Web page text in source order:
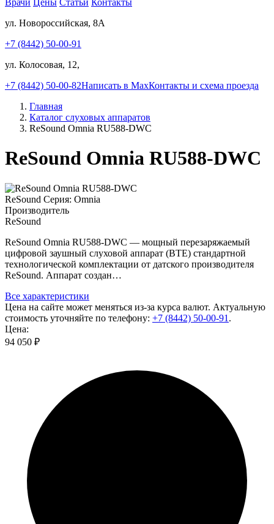
Врачи Цены Статьи Контакты
ул. Новороссийская, 8А
+7 (8442) 50-00-91
ул. Колосовая, 12,
+7 (8442) 50-00-82Написать в MaxКонтакты и схема проезда
Главная
Каталог слуховых аппаратов
ReSound Omnia RU588-DWC
ReSound Omnia RU588-DWC
ReSound Серия: Omnia
Производитель
ReSound
ReSound Omnia RU588-DWC — мощный перезаряжаемый
цифровой заушный слуховой аппарат (BTE) стандартной
технологической комплектации от датского производителя
ReSound. Аппарат создан…
Все характеристики
Цена на сайте может меняться из-за курса валют. Актуальную
стоимость уточняйте по телефону: +7 (8442) 50-00-91 .
Цена:
94 050 ₽